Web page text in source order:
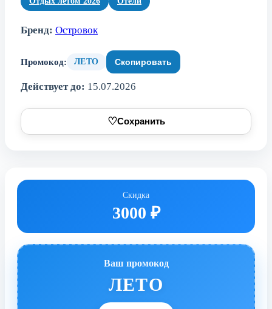
Бренд: Островок
Промокод: ЛЕТО Скопировать
Действует до: 15.07.2026
♡Сохранить
Скидка
3000 ₽
Ваш промокод
ЛЕТО